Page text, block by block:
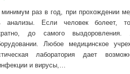
раз в год, при прохождении
анализы. Если человек болеет,
до самого выздоровления.
Любое медицинское
лаборатория дает
и вирусы,…